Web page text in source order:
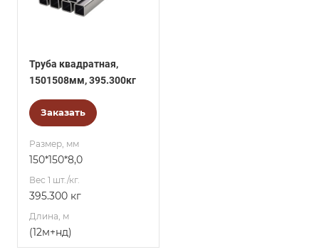
Труба квадратная,
1501508мм, 395.300кг
Заказать
Размер, мм
150*150*8,0
Вес 1 шт./кг.
395.300 кг
Длина, м
(12м+нд)